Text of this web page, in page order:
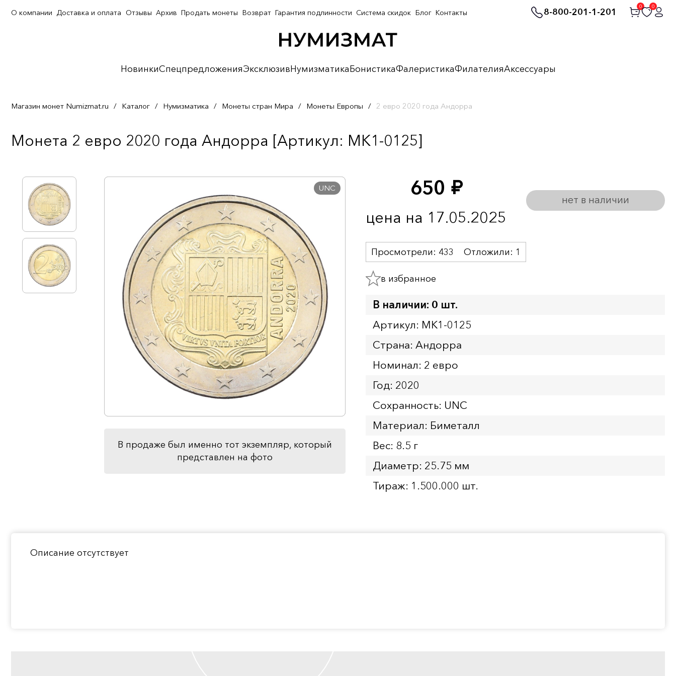
8-800-201-1-201
0 0
НовинкиСпецпредложенияЭксклюзивНумизматикаБонистикаФалеристикаФилателияАксессуары
О компании Доставка и оплата Отзывы Архив Продать монеты Возврат Гарантия подлинности Система скидок Блог Контакты
Магазин монет Numizmat.ru / Каталог / Нумизматика / Монеты стран Мира / Монеты Европы / 2 евро 2020 года Андорра
Монета 2 евро 2020 года Андорра [Артикул: MK1-0125]
UNC
В продаже был именно тот экземпляр, который
представлен на фото
650 руб.
цена на 17.05.2025
нет в наличии
Просмотрели: 433 Отложили: 1
в избранное
В наличии: 0 шт.
Артикул: MK1-0125
Страна: Андорра
Номинал: 2 евро
Год: 2020
Сохранность: UNC
Материал: Биметалл
Вес: 8.5 г
Диаметр: 25.75 мм
Тираж: 1.500.000 шт.
Описание отсутствует